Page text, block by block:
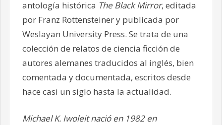
antología histórica The Black Mirror, editada
por Franz Rottensteiner y publicada por
Weslayan University Press. Se trata de una
colección de relatos de ciencia ficción de
autores alemanes traducidos al inglés, bien
comentada y documentada, escritos desde
hace casi un siglo hasta la actualidad.
Michael K. Iwoleit nació en 1982 en